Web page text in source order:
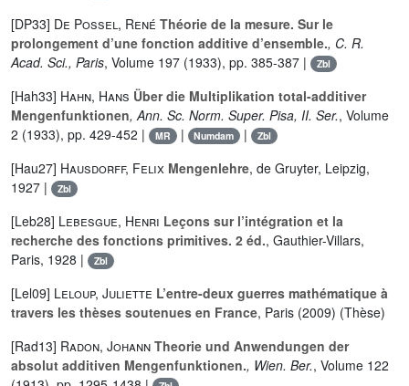
[DP33] De Possel, René Théorie de la mesure. Sur le
prolongement d’une fonction additive d’ensemble., C. R.
Acad. Sci., Paris, Volume 197 (1933), pp. 385-387 | Zbl
[Hah33] Hahn, Hans Über die Multiplikation total-additiver
Mengenfunktionen, Ann. Sc. Norm. Super. Pisa, II. Ser., Volume
2 (1933), pp. 429-452 | MR | Numdam | Zbl
[Hau27] Hausdorff, Felix Mengenlehre, de Gruyter, Leipzig,
1927 |
Zbl
[Leb28] Lebesgue, Henri Leçons sur l’intégration et la
recherche des fonctions primitives. 2 éd., Gauthier-Villars,
Paris, 1928 |
Zbl
[Lel09] Leloup, Juliette L’entre-deux guerres mathématique à
travers les thèses soutenues en France, Paris (2009) (Thèse)
[Rad13] Radon, Johann Theorie und Anwendungen der
absolut additiven Mengenfunktionen., Wien. Ber., Volume 122